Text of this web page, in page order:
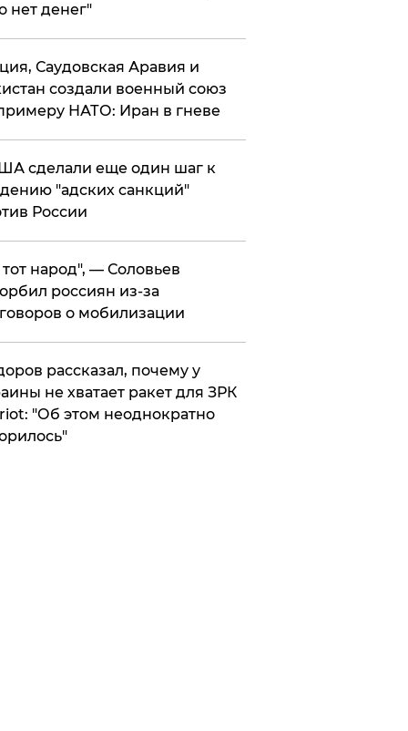
нет денег"
Саудовская Аравия и
создали военный союз
НАТО: Иран в гневе
сделали еще один шаг к
"адских санкций"
России
народ", — Соловьев
россиян из-за
о мобилизации
рассказал, почему у
не хватает ракет для ЗРК
"Об этом неоднократно